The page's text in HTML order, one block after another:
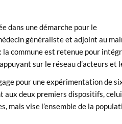
dans une démarche pour le
généraliste et adjoint au
commune est retenue pour
sur le réseau d’acteurs et
pour une expérimentation de
deux premiers dispositifs,
mais vise l’ensemble de la